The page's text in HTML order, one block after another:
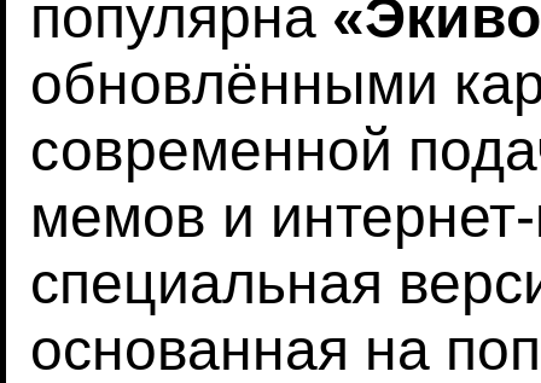
популярна
обновлёнными
современной
мемов и
специальная
основанная на